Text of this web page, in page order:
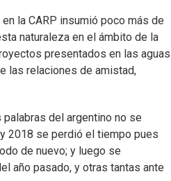
la CARP insumió poco más de
naturaleza en el ámbito de la
presentados en las aguas
las relaciones de amistad,
palabras del argentino no se
2018 se perdió el tiempo pues
de nuevo; y luego se
año pasado, y otras tantas ante